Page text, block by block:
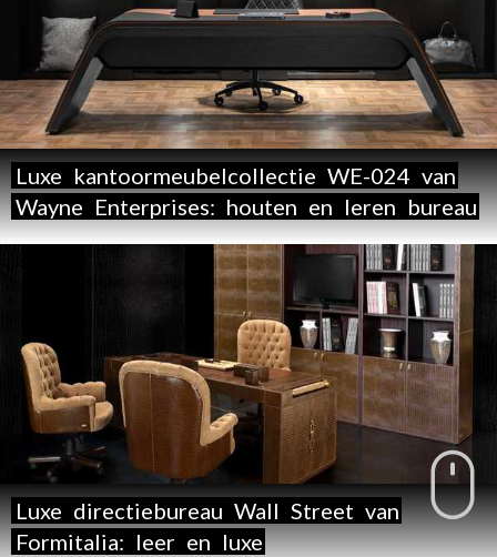
Luxe kantoormeubelcollectie WE-024 van
Wayne Enterprises: houten en leren bureau
Luxe directiebureau Wall Street van
Formitalia: leer en luxe